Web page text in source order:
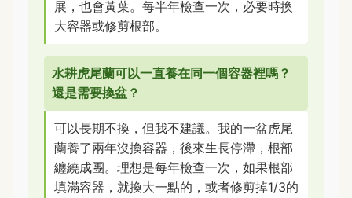
展，也會黃葉。每半年檢查一次，必要時換
大容器或修剪根部。
水耕虎尾蘭可以一直養在同一個容器裡嗎？
還是需要換盆？
可以長期不換，但我不建議。我的一盆虎尾
蘭養了兩年沒換容器，後來生長停滯，根部
纏繞成團。理想是每年檢查一次，如果根部
填滿容器，就換大一點的，或者修剪掉1/3的